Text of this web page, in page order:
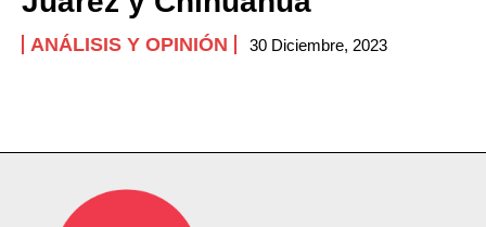
ANÁLISIS Y OPINIÓN 30 Diciembre, 2023